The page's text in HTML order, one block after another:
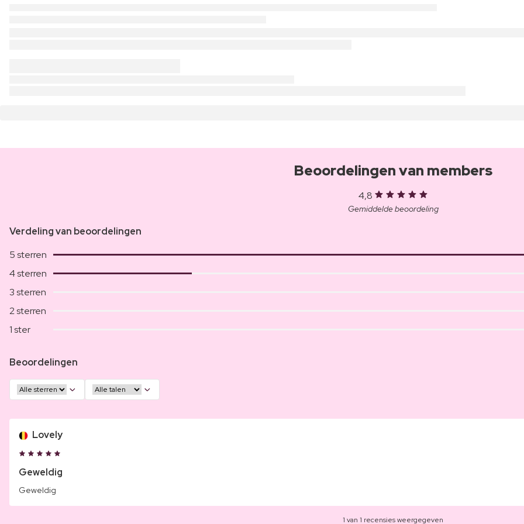
Beoordelingen van members
4,8
Gemiddelde beoordeling
Verdeling van beoordelingen
5 sterren
4 sterren
3 sterren
2 sterren
1 ster
Beoordelingen
Lovely
Geweldig
Geweldig
1 van 1 recensies weergegeven